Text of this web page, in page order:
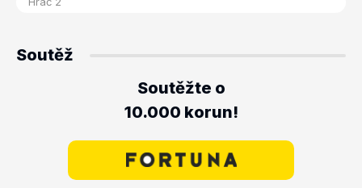
Soutěž
Soutěžte o
10.000 korun!